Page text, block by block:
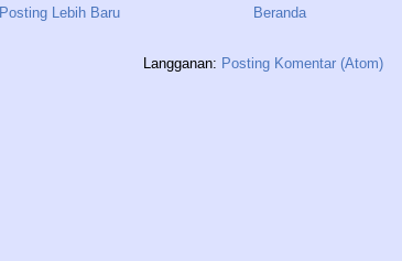
Posting Lebih Baru Beranda
Langganan: Posting Komentar (Atom)